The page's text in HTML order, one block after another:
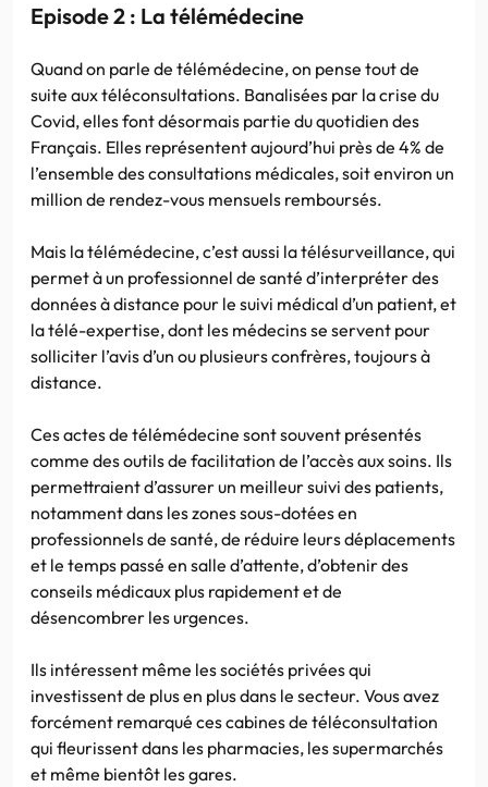
Episode 2 : La télémédecine
Quand on parle de télémédecine, on pense tout de
suite aux téléconsultations. Banalisées par la crise du
Covid, elles font désormais partie du quotidien des
Français. Elles représentent aujourd’hui près de 4% de
l’ensemble des consultations médicales, soit environ un
million de rendez-vous mensuels remboursés.
Mais la télémédecine, c’est aussi la télésurveillance, qui
permet à un professionnel de santé d’interpréter des
données à distance pour le suivi médical d’un patient, et
la télé-expertise, dont les médecins se servent pour
solliciter l’avis d’un ou plusieurs confrères, toujours à
distance.
Ces actes de télémédecine sont souvent présentés
comme des outils de facilitation de l’accès aux soins. Ils
permettraient d’assurer un meilleur suivi des patients,
notamment dans les zones sous-dotées en
professionnels de santé, de réduire leurs déplacements
et le temps passé en salle d’attente, d’obtenir des
conseils médicaux plus rapidement et de
désencombrer les urgences.
Ils intéressent même les sociétés privées qui
investissent de plus en plus dans le secteur. Vous avez
forcément remarqué ces cabines de téléconsultation
qui fleurissent dans les pharmacies, les supermarchés
et même bientôt les gares.